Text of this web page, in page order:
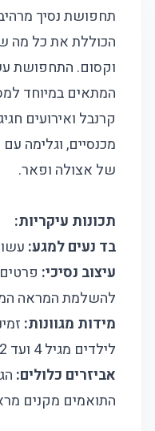
תחפושת נסיך
הכוללת את כל מה
וקסום. התחפושת
קרנבל ואירועים
מכנסיים, וגלימה
של אצולה ופאר.
תכונות עיקריות:
בד נעים למגע:
עיצוב נסיכי:
להשלמת המראה
מידות מגוונות:
לילדים מגיל 4 ועד 12.
אביזרים כלולים:
התואמים מקנים